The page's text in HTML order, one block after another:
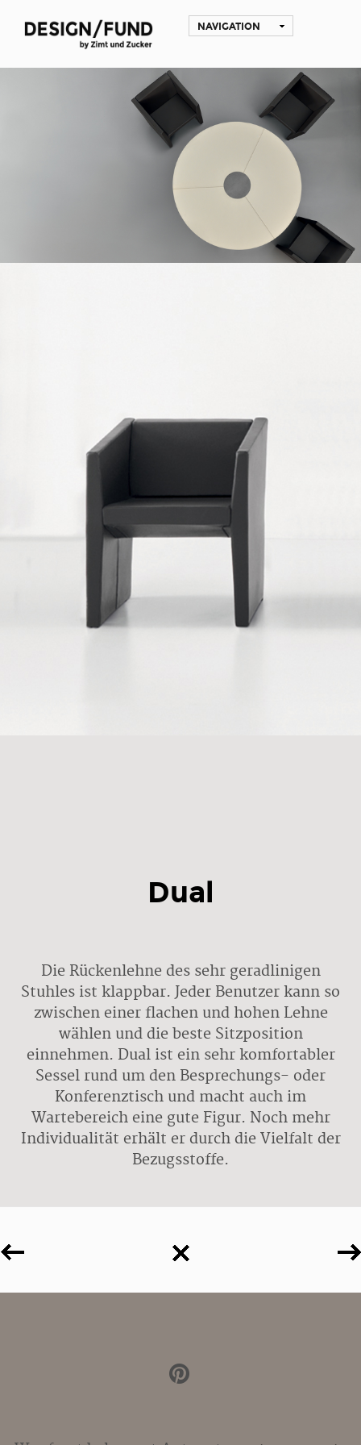
NAVIGATION
Dual
Die Rückenlehne des sehr geradlinigen
Stuhles ist klappbar. Jeder Benutzer kann so
zwischen einer flachen und hohen Lehne
wählen und die beste Sitzposition
einnehmen. Dual ist ein sehr komfortabler
Sessel rund um den Besprechungs- oder
Konferenztisch und macht auch im
Wartebereich eine gute Figur. Noch mehr
Individualität erhält er durch die Vielfalt der
Bezugsstoffe.